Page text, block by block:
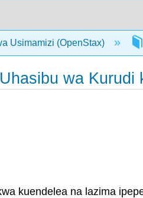
Usimamizi (OpenStax)
wa
kuendelea na lazima